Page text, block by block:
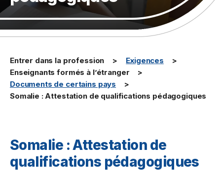
Entrer dans la profession
Exigences
Enseignants formés à l’étranger
Documents de certains pays
Somalie : Attestation de qualifications pédagogiques
Somalie : Attestation de
qualifications pédagogiques